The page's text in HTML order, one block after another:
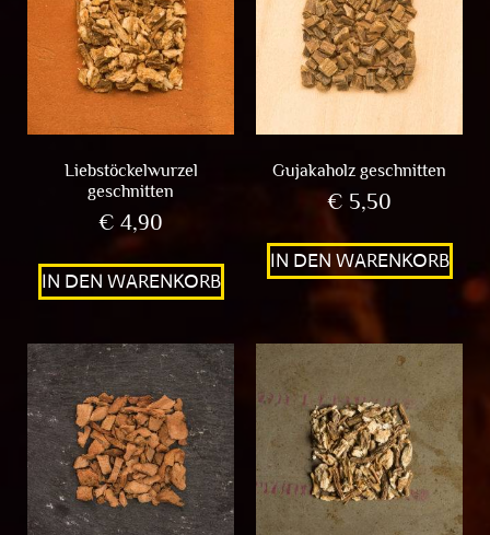
Liebstöckelwurzel
geschnitten
€ 4,90
IN DEN WARENKORB
Gujakaholz geschnitten
€ 5,50
IN DEN WARENKORB